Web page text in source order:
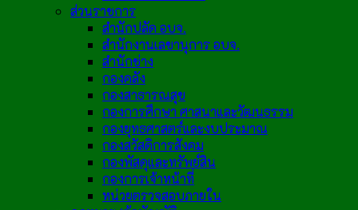
ส่วนราชการ
สำนักปลัด อบจ.
สำนักงานเลขานุการ อบจ.
สำนักช่าง
กองคลัง
กองสาธารณสุข
กองการศึกษา ศาสนาและวัฒนธรรม
กองยุทธศาสตร์และงบประมาณ
กองสวัสดิการสังคม
กองพัสดุและทรัพย์สิน
กองการเจ้าหน้าที่
หน่วยตรวจสอบภายใน